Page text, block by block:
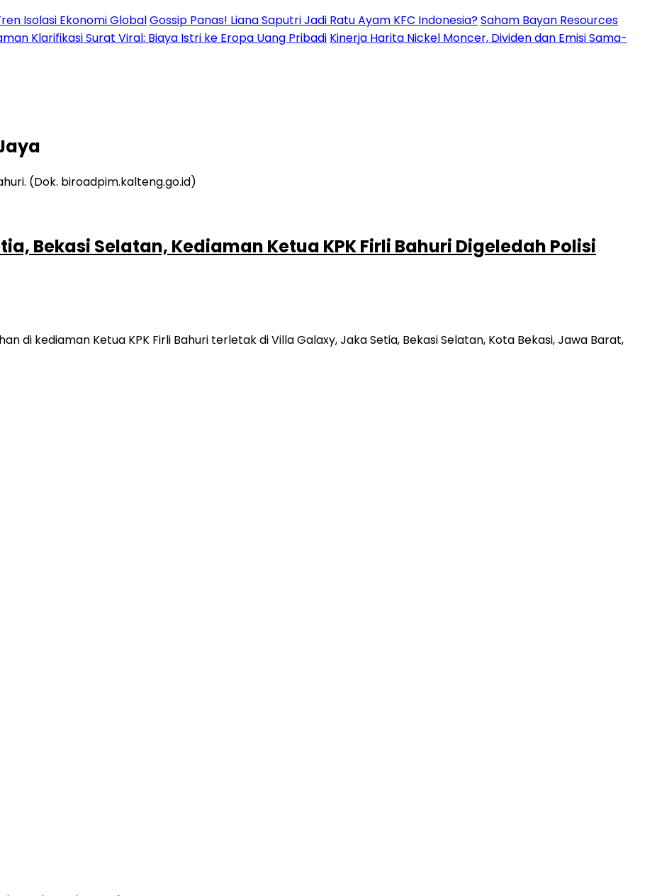
Isolasi Ekonomi GlobalGossip Panas! Liana Saputri Jadi Ratu Ayam KFC Indonesia?Saham Bayan Resources
Klarifikasi Surat Viral: Biaya Istri ke Eropa Uang Pribadi Kinerja Harita Nickel Moncer, Dividen dan Emisi Sama-
Bekasi Selatan, Kediaman Ketua KPK Firli Bahuri Digeledah Polisi
di kediaman Ketua KPK Firli Bahuri terletak di Villa Galaxy, Jaka Setia, Bekasi Selatan, Kota Bekasi, Jawa Barat,